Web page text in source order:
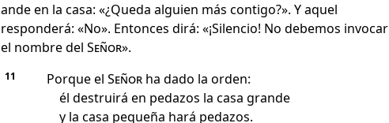
ande en la casa: «¿Queda alguien más contigo?». Y aquel
responderá: «No». Entonces dirá: «¡Silencio! No debemos invocar
el nombre del Señor».
11 Porque el Señorha dado la orden:
él destruirá en pedazos la casa grande
y la casa pequeña hará pedazos.